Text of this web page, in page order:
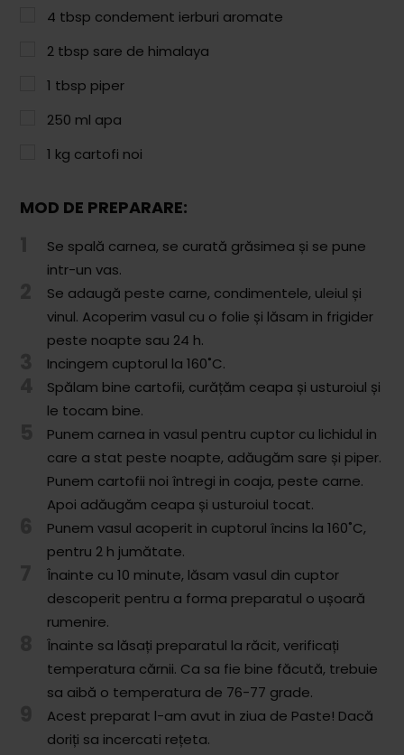
Aluaturi Dulci
Aluaturi Sărate
Pizza
Rețete cu Carne
Rețete Vegetariene
Salate
Sandwichuri și Wraps
Supe și Ciorbe
Rețete Video
Comunitatea
iCooking
Librărie
Adaugă o rețetă
Cum adăugăm o rețetă
Regulament de postare
CONCURS
4 tbsp condement ierburi aromate
2 tbsp sare de himalaya
1 tbsp piper
250 ml apa
1 kg cartofi noi
MOD DE PREPARARE:
Se spală carnea, se curată grăsimea și se pune
intr-un vas.
Se adaugă peste carne, condimentele, uleiul și
vinul. Acoperim vasul cu o folie și lăsam in frigider
peste noapte sau 24 h.
Incingem cuptorul la 160˚C.
Spălam bine cartofii, curățăm ceapa și usturoiul și
le tocam bine.
Punem carnea in vasul pentru cuptor cu lichidul in
care a stat peste noapte, adăugăm sare și piper.
Punem cartofii noi întregi in coaja, peste carne.
Apoi adăugăm ceapa și usturoiul tocat.
Punem vasul acoperit in cuptorul încins la 160˚C,
pentru 2 h jumătate.
Înainte cu 10 minute, lăsam vasul din cuptor
descoperit pentru a forma preparatul o ușoară
rumenire.
Înainte sa lăsați preparatul la răcit, verificați
temperatura cărnii. Ca sa fie bine făcută, trebuie
sa aibă o temperatura de 76-77 grade.
Acest preparat l-am avut in ziua de Paste! Dacă
doriți sa incercati rețeta.